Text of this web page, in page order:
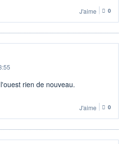
J'aime 0
rien de nouveau.
J'aime 0